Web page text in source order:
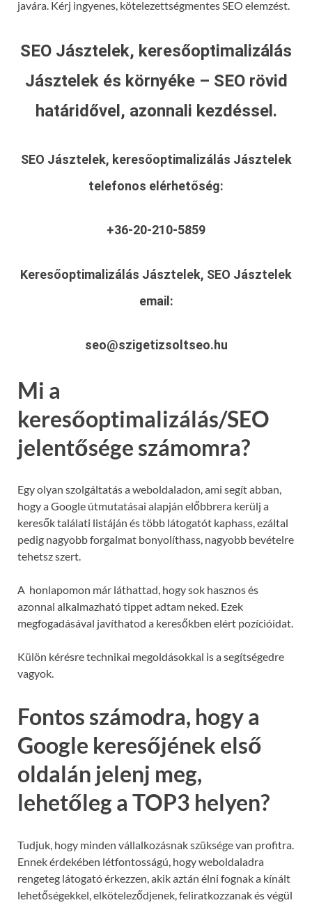
javára. Kérj ingyenes, kötelezettségmentes SEO elemzést.
SEO Jásztelek, keresőoptimalizálás
Jásztelek és környéke – SEO rövid
határidővel, azonnali kezdéssel.
SEO Jásztelek, keresőoptimalizálás Jásztelek
telefonos elérhetőség:
+36-20-210-5859
Keresőoptimalizálás Jásztelek, SEO Jásztelek
email:
seo@szigetizsoltseo.hu
Mi a
keresőoptimalizálás/SEO
jelentősége számomra?
Egy olyan szolgáltatás a weboldaladon, ami segít abban,
hogy a Google útmutatásai alapján előbbrera kerülj a
keresők találati listáján és több látogatót kaphass, ezáltal
pedig nagyobb forgalmat bonyolíthass, nagyobb bevételre
tehetsz szert.
A honlapomon már láthattad, hogy sok hasznos és
azonnal alkalmazható tippet adtam neked. Ezek
megfogadásával javíthatod a keresőkben elért pozícióidat.
Külön kérésre technikai megoldásokkal is a segítségedre
vagyok.
Fontos számodra, hogy a
Google keresőjének első
oldalán jelenj meg,
lehetőleg a TOP3 helyen?
Tudjuk, hogy minden vállalkozásnak szüksége van profitra.
Ennek érdekében létfontosságú, hogy weboldaladra
rengeteg látogató érkezzen, akik aztán élni fognak a kínált
lehetőségekkel, elköteleződjenek, feliratkozzanak és végül